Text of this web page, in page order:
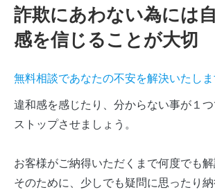
詐欺にあわない為には
感を信じることが大切
無料相談であなたの不安を解決いたし
違和感を感じたり、分からない事が１
ストップさせましょう。
お客様がご納得いただくまで何度でも解
そのために、少しでも疑問に思ったり